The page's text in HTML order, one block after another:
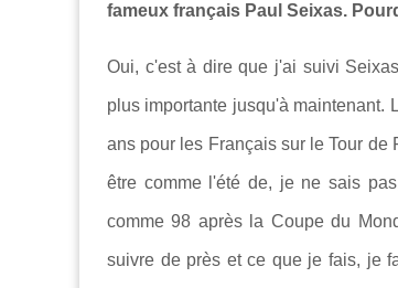
fameux français Paul Seixas.
Oui, c'est à dire que j'ai suivi
plus importante jusqu'à maintenant.
ans pour les Français sur le Tour de
être comme l'été de, je ne sais
comme 98 après la Coupe du
suivre de près et ce que je fais, je